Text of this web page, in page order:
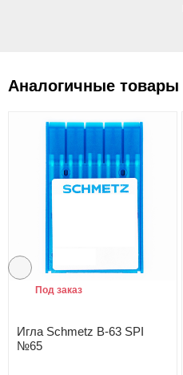
Аналогичные товары
Игла Schmetz B-63 SPI
№65
Под заказ